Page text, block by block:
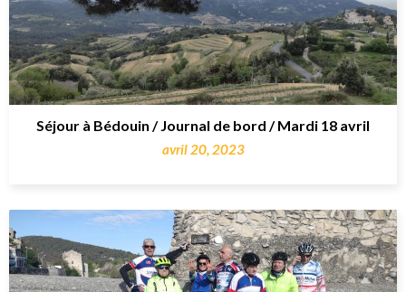
Séjour à Bédouin / Journal de bord / Mardi 18 avril
avril 20, 2023